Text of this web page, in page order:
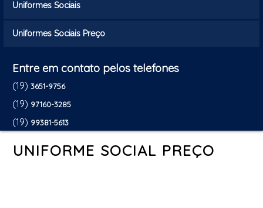
Uniformes Sociais
Uniformes Sociais Preço
Entre em contato pelos telefones
(19) 3651-9756
(19) 97160-3285
(19) 99381-5613
UNIFORME SOCIAL PREÇO